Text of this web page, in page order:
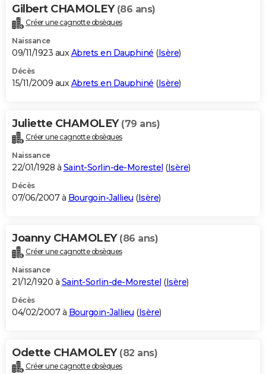
Gilbert CHAMOLEY (86 ans)
Créer une cagnotte obsèques
Naissance
09/11/1923 auxAbrets en Dauphiné (Isère)
Décès
15/11/2009 auxAbrets en Dauphiné (Isère)
Juliette CHAMOLEY (79 ans)
Créer une cagnotte obsèques
Naissance
22/01/1928 à Saint-Sorlin-de-Morestel (Isère)
Décès
07/06/2007 à Bourgoin-Jallieu (Isère)
Joanny CHAMOLEY (86 ans)
Créer une cagnotte obsèques
Naissance
21/12/1920 à Saint-Sorlin-de-Morestel (Isère)
Décès
04/02/2007 à Bourgoin-Jallieu (Isère)
Odette CHAMOLEY (82 ans)
Créer une cagnotte obsèques